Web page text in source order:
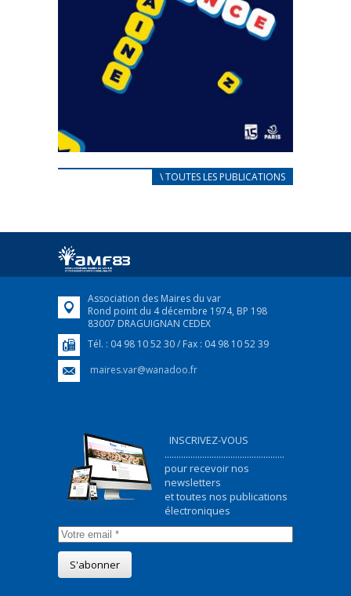
CARNET D’ACCUEIL
Afin d’accompagner au mieux les réfugiés
FEUILLETER
\ TOUTES LES PUBLICATIONS
Association des Maires du var
Rond point du 4 décembre 1974, BP 198
83007 DRAGUIGNAN CEDEX
Tél. : 04 98 10 52 30 / Fax : 04 98 10 52 39
maires.var@wanadoo.fr
INSCRIVEZ-VOUS
...................................................
pour recevoir nos
newsletters
et toutes nos publications
électroniques